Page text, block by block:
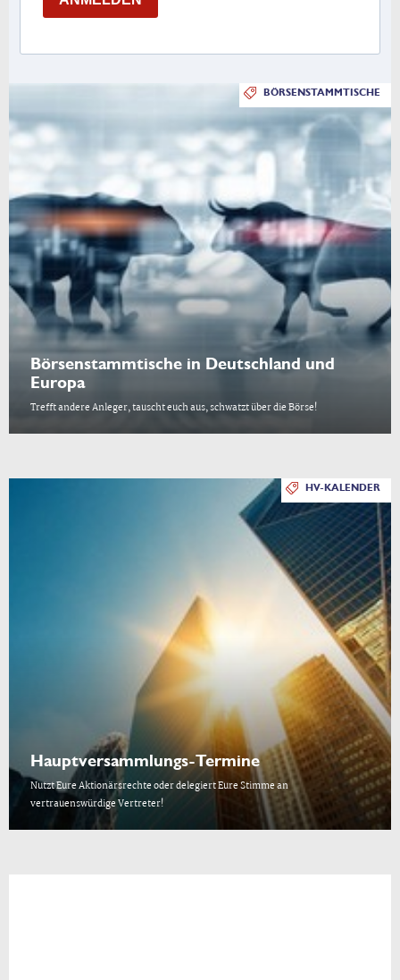
BÖRSENSTAMMTISCHE
Börsenstammtische in Deutschland und
Europa
Trefft andere Anleger, tauscht euch aus, schwatzt über die Börse!
HV-KALENDER
Hauptversammlungs-Termine
Nutzt Eure Aktionärsrechte oder delegiert Eure Stimme an
vertrauenswürdige Vertreter!